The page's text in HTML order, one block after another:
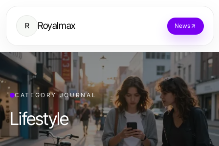
R Royalmax News
CATEGORY JOURNAL
Lifestyle